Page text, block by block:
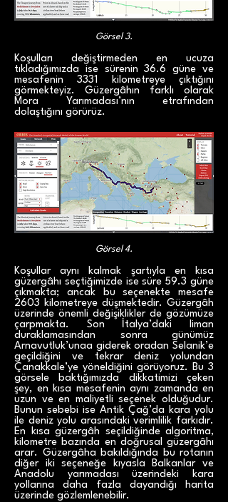
Görsel 3.
Koşulları değiştirmeden en ucuza
tıkladığımızda ise sürenin 36.6 güne ve
mesafenin 3331 kilometreye çıktığını
görmekteyiz. Güzergâhın farklı olarak
Mora Yarımadası’nın etrafından
dolaştığını görürüz.
Görsel 4.
Koşullar aynı kalmak şartıyla en kısa
güzergâhı seçtiğimizde ise süre 59.3 güne
çıkmakta; ancak bu seçenekte mesafe
2603 kilometreye düşmektedir. Güzergâh
üzerinde önemli değişiklikler de gözümüze
çarpmakta. Son İtalya’daki liman
duraklamasından sonra günümüz
Arnavutluk’unaa giderek oradan Selanik’e
geçildiğini ve tekrar deniz yolundan
Çanakkale’ye yöneldiğini görüyoruz. Bu 3
görsele baktığımızda dikkatimizi çeken
şey, en kısa mesafenin aynı zamanda en
uzun ve en maliyetli seçenek olduğudur.
Bunun sebebi ise Antik Çağ’da kara yolu
ile deniz yolu arasındaki verimlilik farkıdır.
En kısa güzergâh seçildiğinde algoritma,
kilometre bazında en doğrusal güzergâhı
arar. Güzergâha bakıldığında bu rotanın
diğer iki seçeneğe kıyasla Balkanlar ve
Anadolu yarımadası üzerindeki kara
yollarına daha fazla dayandığı harita
üzerinde gözlemlenebilir.